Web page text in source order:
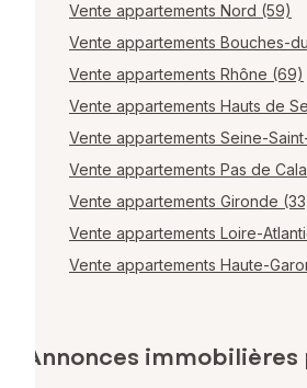
Vente appartements Nord (59)
Vente appartements Bouches-
Vente appartements Rhône (69)
Vente appartements Hauts de
Vente appartements Seine-
Vente appartements Pas de
Vente appartements Gironde
Vente appartements Loire-
Vente appartements Haute-
Annonces